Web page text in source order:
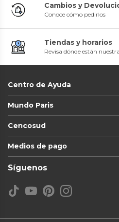
Cambios y
Conoce cómo pedirlos
Tiendas y horarios
Revisa dónde están
Centro de Ayuda
Mundo Paris
Cencosud
Medios de pago
Síguenos